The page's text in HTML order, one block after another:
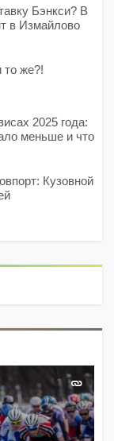
Бэнкси? В
в Измайлово
то же?!
2025 года:
меньше и что
Кузовной